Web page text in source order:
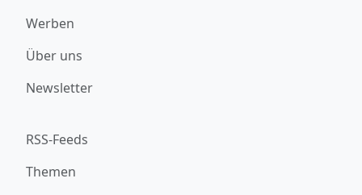
Werben
Über uns
Newsletter
RSS-Feeds
Themen